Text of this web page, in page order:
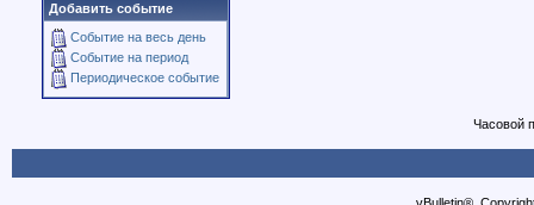
Добавить событие
Событие на весь день
Событие на период
Периодическое событие
Часовой